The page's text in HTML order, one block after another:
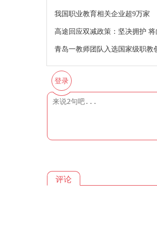
我国职业教育相关企业超9万家
高途回应双减政策：坚决拥护
青岛一教师团队入选国家级职教
登录
评论